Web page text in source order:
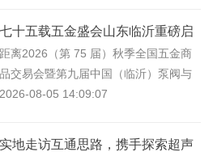
七十五载五金盛会山东临沂重磅启
幕！
距离2026（第 75 届）秋季全国五金商
品交易会暨第九届中国（临沂）泵阀与
电机交易会开幕仅剩30天时间！七十五
2026-08-05 14:09:07
实地走访互通思路，携手探索超声